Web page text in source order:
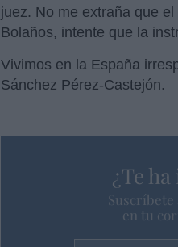
juez. No me extraña que
Bolaños, intente que la
Vivimos en la España
Sánchez Pérez-Castejón.
¿Te
en tu